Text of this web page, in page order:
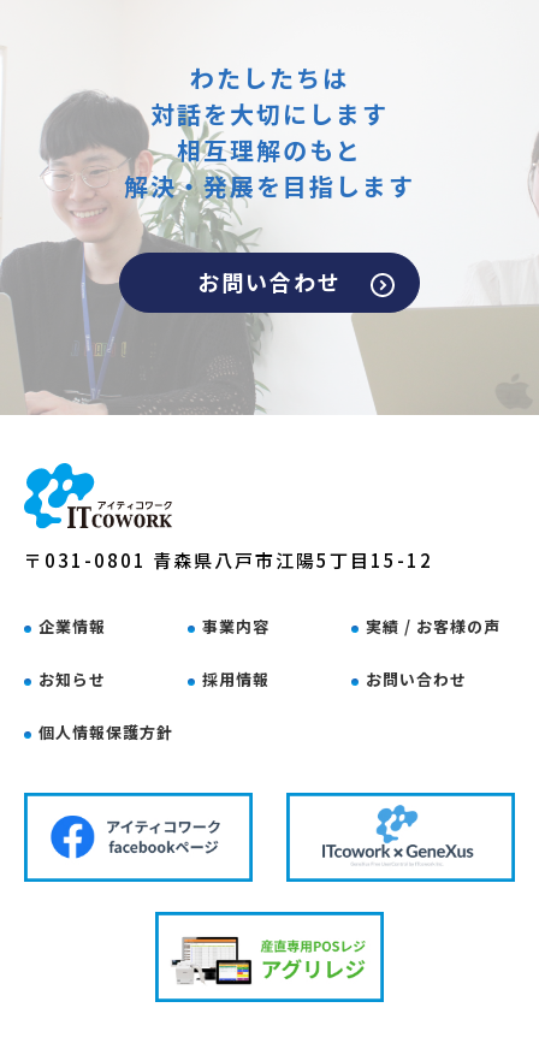
わたしたちは
対話を大切にします
相互理解のもと
解決・発展を目指します
お問い合わせ
〒031-0801 青森県八戸市江陽5丁目15-12
企業情報 事業内容 実績 / お客様の声
お知らせ 採用情報 お問い合わせ
個人情報保護方針